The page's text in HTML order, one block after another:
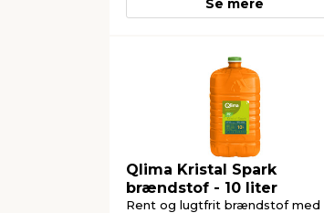
Se mere
Qlima Kristal Spark
brændstof - 10 liter
Rent og lugtfrit brændstof med